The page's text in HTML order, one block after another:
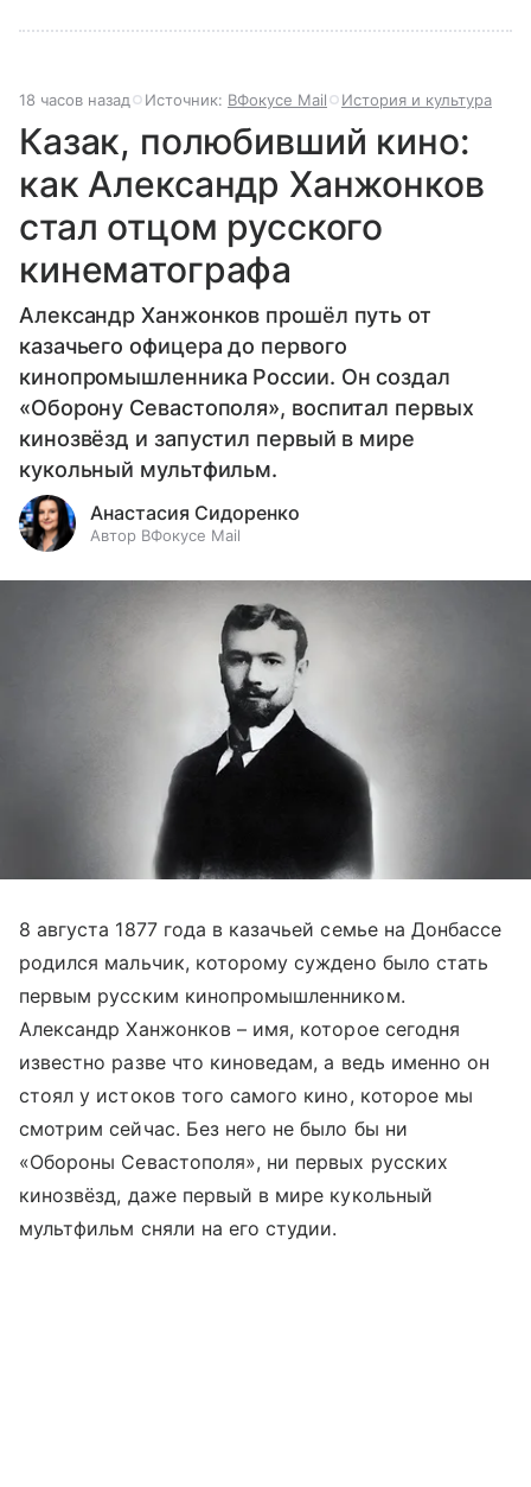
18 часов назад Источник: ВФокусе Mail История и культура
Казак, полюбивший кино:
как Александр Ханжонков
стал отцом русского
кинематографа
Александр Ханжонков прошёл путь от
казачьего офицера до первого
кинопромышленника России. Он создал
«Оборону Севастополя», воспитал первых
кинозвёзд и запустил первый в мире
кукольный мультфильм.
Анастасия Сидоренко
Автор ВФокусе Mail
8 августа 1877 года в казачьей семье на Донбассе
родился мальчик, которому суждено было стать
первым русским кинопромышленником.
Александр Ханжонков – имя, которое сегодня
известно разве что киноведам, а ведь именно он
стоял у истоков того самого кино, которое мы
смотрим сейчас. Без него не было бы ни
«Обороны Севастополя», ни первых русских
кинозвёзд, даже первый в мире кукольный
мультфильм сняли на его студии.